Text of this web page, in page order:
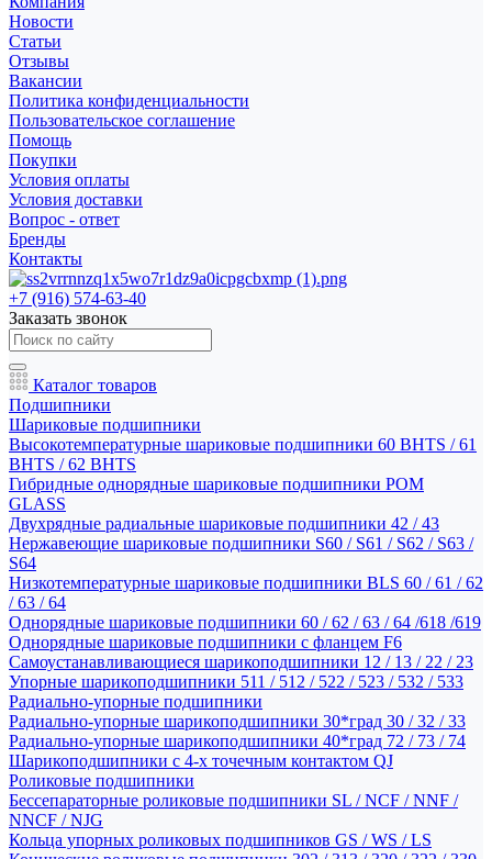
Новости
Статьи
Отзывы
Вакансии
Политика конфиденциальности
Пользовательское соглашение
Помощь
Покупки
Условия оплаты
Условия доставки
Вопрос - ответ
Бренды
Контакты
+7 (916) 574-63-40
Заказать звонок
Каталог товаров
Подшипники
Шариковые подшипники
Высокотемпературные шариковые подшипники 60 BHTS / 61
BHTS / 62 BHTS
Гибридные однорядные шариковые подшипники POM
GLASS
Двухрядные радиальные шариковые подшипники 42 / 43
Нержавеющие шариковые подшипники S60 / S61 / S62 / S63 /
S64
Низкотемпературные шариковые подшипники BLS 60 / 61 / 62
/ 63 / 64
Однорядные шариковые подшипники 60 / 62 / 63 / 64 /618 /619
Однорядные шариковые подшипники с фланцем F6
Самоустанавливающиеся шарикоподшипники 12 / 13 / 22 / 23
Упорные шарикоподшипники 511 / 512 / 522 / 523 / 532 / 533
Радиально-упорные подшипники
Радиально-упорные шарикоподшипники 30*град 30 / 32 / 33
Радиально-упорные шарикоподшипники 40*град 72 / 73 / 74
Шарикоподшипники с 4-х точечным контактом QJ
Роликовые подшипники
Бессепараторные роликовые подшипники SL / NCF / NNF /
NNCF / NJG
Кольца упорных роликовых подшипников GS / WS / LS